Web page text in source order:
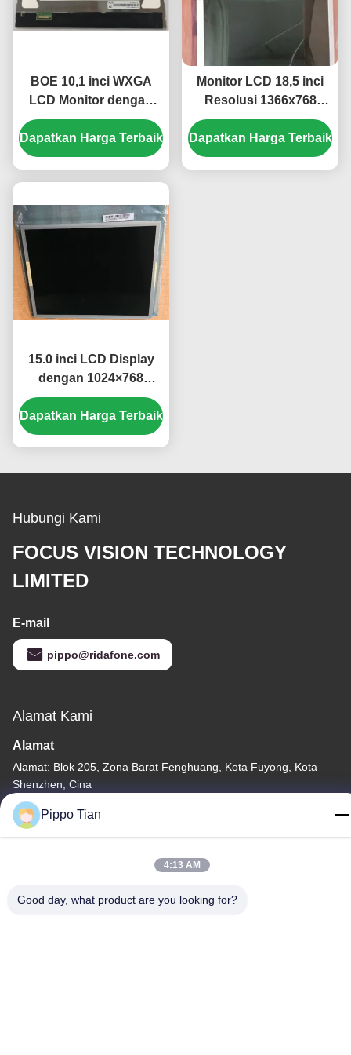
BOE 10,1 inci WXGA
LCD Monitor dengan
1280 × 800 Resolusi dan
250 cd / m2 Kecerahan
Dapatkan Harga Terbaik
Monitor LCD 18,5 inci
Resolusi 1366x768
dengan Kecerahan
250cd/m2 dan Lampu
Latar WLED 30K Jam
Dapatkan Harga Terbaik
15.0 inci LCD Display
dengan 1024×768
Resolusi dan 250 cd/m2
Kecerahan TFT-LCD
Panel
Dapatkan Harga Terbaik
Hubungi Kami
FOCUS VISION TECHNOLOGY
LIMITED
E-mail
pippo@ridafone.com
Alamat Kami
Alamat
Alamat: Blok 205, Zona Barat Fenghuang, Kota Fuyong, Kota
Shenzhen, Cina
Telp
86--13590447319
Pippo Tian
4:13 AM
Good day, what product are you looking for?